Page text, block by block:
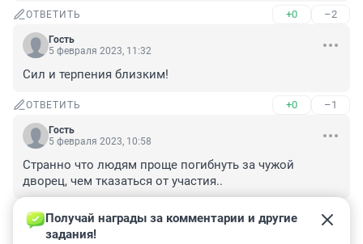
ОТВЕТИТЬ +0 –2
Гость
5 февраля 2023, 11:32
Сил и терпения близким!
ОТВЕТИТЬ +0 –1
Гость
5 февраля 2023, 10:58
Странно что людям проще погибнуть за чужой
дворец, чем тказаться от участия..
ОТВЕТИТЬ –0
Гость
Получай награды за комментарии и другие
задания!